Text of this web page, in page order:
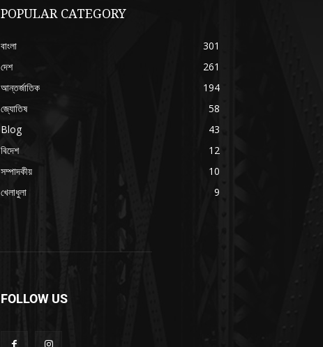
POPULAR CATEGORY
বাংলা
301
দেশ
261
আন্তর্জাতিক
194
জ্যোতিষ
58
Blog
43
বিদেশ
12
সম্পাদকীয়
10
খেলাধুলা
9
FOLLOW US